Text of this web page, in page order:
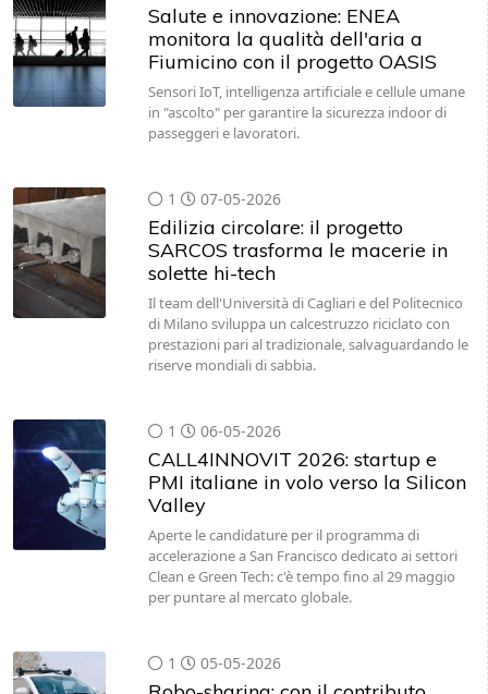
Salute e innovazione: ENEA
monitora la qualità dell'aria a
Fiumicino con il progetto OASIS
Sensori IoT, intelligenza artificiale e cellule umane
in "ascolto" per garantire la sicurezza indoor di
passeggeri e lavoratori.
1 07-05-2026
Edilizia circolare: il progetto
SARCOS trasforma le macerie in
solette hi-tech
Il team dell'Università di Cagliari e del Politecnico
di Milano sviluppa un calcestruzzo riciclato con
prestazioni pari al tradizionale, salvaguardando le
riserve mondiali di sabbia.
1 06-05-2026
CALL4INNOVIT 2026: startup e
PMI italiane in volo verso la Silicon
Valley
Aperte le candidature per il programma di
accelerazione a San Francisco dedicato ai settori
Clean e Green Tech: c'è tempo fino al 29 maggio
per puntare al mercato globale.
1 05-05-2026